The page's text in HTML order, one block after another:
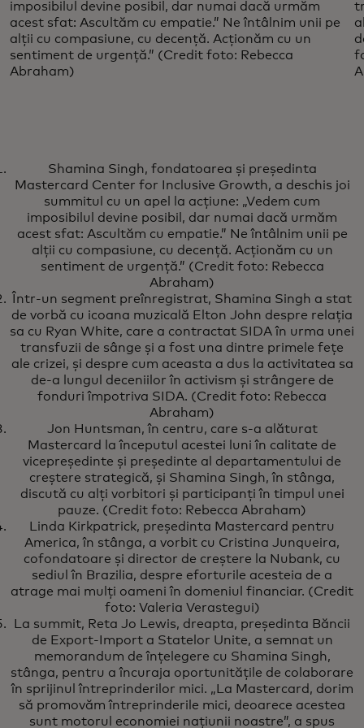
imposibilul devine posibil, dar numai dacă urmăm
acest sfat: Ascultăm cu empatie.” Ne întâlnim unii pe
alții cu compasiune, cu decență. Acționăm cu un
sentiment de urgență.” (Credit foto: Rebecca
Abraham)
Shamina Singh, fondatoarea și președinta
Mastercard Center for Inclusive Growth, a deschis joi
summitul cu un apel la acțiune: „Vedem cum
imposibilul devine posibil, dar numai dacă urmăm
acest sfat: Ascultăm cu empatie.” Ne întâlnim unii pe
alții cu compasiune, cu decență. Acționăm cu un
sentiment de urgență.” (Credit foto: Rebecca
Abraham)
Într-un segment preînregistrat, Shamina Singh a stat
de vorbă cu icoana muzicală Elton John despre relația
sa cu Ryan White, care a contractat SIDA în urma unei
transfuzii de sânge și a fost una dintre primele fețe
ale crizei, și despre cum aceasta a dus la activitatea sa
de-a lungul deceniilor în activism și strângere de
fonduri împotriva SIDA. (Credit foto: Rebecca
Abraham)
Jon Huntsman, în centru, care s-a alăturat
Mastercard la începutul acestei luni în calitate de
vicepreședinte și președinte al departamentului de
creștere strategică, și Shamina Singh, în stânga,
discută cu alți vorbitori și participanți în timpul unei
pauze. (Credit foto: Rebecca Abraham)
Linda Kirkpatrick, președinta Mastercard pentru
America, în stânga, a vorbit cu Cristina Junqueira,
cofondatoare și director de creștere la Nubank, cu
sediul în Brazilia, despre eforturile acesteia de a
atrage mai mulți oameni în domeniul financiar. (Credit
foto: Valeria Verastegui)
La summit, Reta Jo Lewis, dreapta, președinta Băncii
de Export-Import a Statelor Unite, a semnat un
memorandum de înțelegere cu Shamina Singh,
stânga, pentru a încuraja oportunitățile de colaborare
în sprijinul întreprinderilor mici. „La Mastercard, dorim
să promovăm întreprinderile mici, deoarece acestea
sunt motorul economiei națiunii noastre”, a spus